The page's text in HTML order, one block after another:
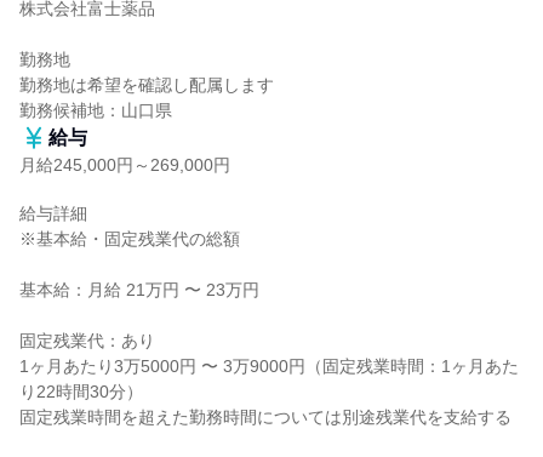
株式会社富士薬品
勤務地
勤務地は希望を確認し配属します
勤務候補地：山口県
給与
月給245,000円～269,000円
給与詳細
※基本給・固定残業代の総額
基本給：月給 21万円 〜 23万円
固定残業代：あり
1ヶ月あたり3万5000円 〜 3万9000円（固定残業時間：1ヶ月あた
り22時間30分）
固定残業時間を超えた勤務時間については別途残業代を支給する